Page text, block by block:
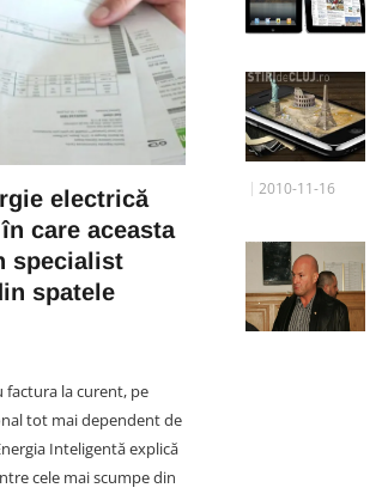
electrică
care aceasta
specialist
spatele
factura la curent, pe
tot mai dependent de
Inteligentă explică
cele mai scumpe din
2010-11-16